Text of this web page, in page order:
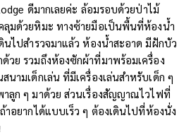
ดีมากเลยค่ะ ล้อมรอบด้วยป่าไม้
ลุมด้วยหิมะ ทางซ้ายมือเป็นพื้นที่ห้องน้ำ
นไปสำรวจมาแล้ว ห้องน้ำสะอาด มีฝักบัว
วย รวมถึงห้องซักผ้าที่มาพร้อมเครื่อง
ามเด็กเล่น ที่มีเครื่องเล่นสำหรับเด็ก ๆ
ลูก ๆ มาด้วย ส่วนเรื่องสัญญาณไวไฟที่
อยากได้แบบเร็ว ๆ ต้องเดินไปที่ห้องนั่ง